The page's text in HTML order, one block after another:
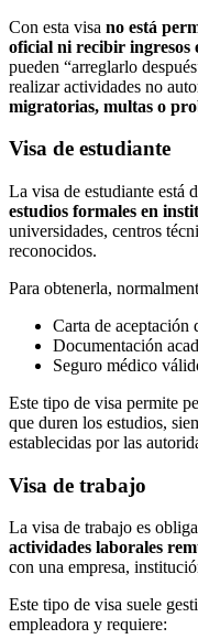
Con esta visa no está
oficial ni recibir ingresos
pueden “arreglarlo
realizar actividades no
migratorias, multas o
Visa de estudiante
La visa de estudiante está
estudios formales en
universidades, centros
reconocidos.
Para obtenerla,
Carta de aceptación
Documentación
Seguro médico
Este tipo de visa permite
que duren los estudios,
establecidas por las
Visa de trabajo
La visa de trabajo es
actividades laborales
con una empresa,
Este tipo de visa suele
empleadora y requiere: